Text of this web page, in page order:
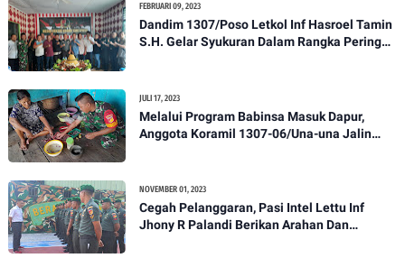
FEBRUARI 09, 2023
Dandim 1307/Poso Letkol Inf Hasroel Tamin
S.H. Gelar Syukuran Dalam Rangka Peringati
JULI 17, 2023
Melalui Program Babinsa Masuk Dapur,
Anggota Koramil 1307-06/Una-una Jalin
NOVEMBER 01, 2023
Cegah Pelanggaran, Pasi Intel Lettu Inf
Jhony R Palandi Berikan Arahan Dan